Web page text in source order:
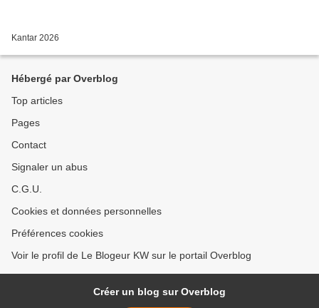
Kantar 2026
Hébergé par Overblog
Top articles
Pages
Contact
Signaler un abus
C.G.U.
Cookies et données personnelles
Préférences cookies
Voir le profil de Le Blogeur KW sur le portail Overblog
Créer un blog sur Overblog